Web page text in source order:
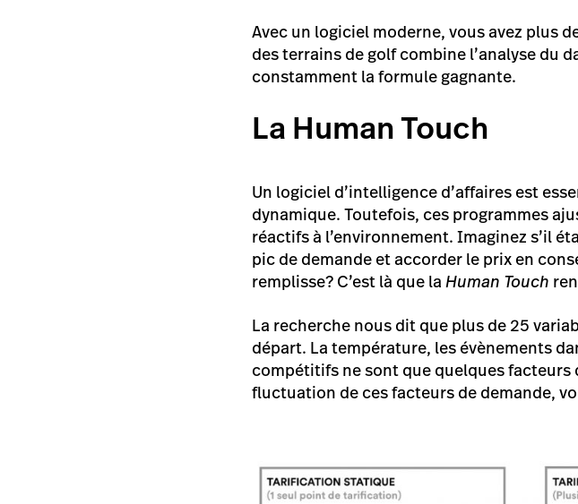
Avec un logiciel moderne, vous avez plus
des terrains de golf combine l’analyse du
constamment la formule gagnante.
La Human Touch
Un logiciel d’intelligence d’affaires est
dynamique. Toutefois, ces programmes
réactifs à l’environnement. Imaginez s’il
pic de demande et accorder le prix en
remplisse? C’est là que laHuman Touch
La recherche nous dit que plus de 25
départ. La température, les évènements
compétitifs ne sont que quelques
fluctuation de ces facteurs de demande,